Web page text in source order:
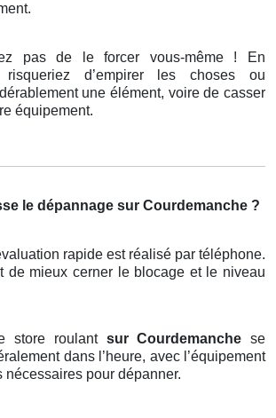
pas de le forcer vous-même ! En
risqueriez d’empirer les choses ou
une élément, voire de casser
équipement.
le dépannage sur Courdemanche ?
rapide est réalisé par téléphone.
de mieux cerner le blocage et le niveau
store roulant sur Courdemanchese
dans l’heure, avec l’équipement
nécessaires pour dépanner.